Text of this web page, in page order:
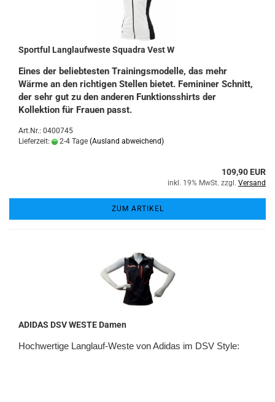
Sportful Langlaufweste Squadra Vest W
Eines der beliebtesten Trainingsmodelle, das mehr
Wärme an den richtigen Stellen bietet. Femininer Schnitt,
der sehr gut zu den anderen Funktionsshirts der
Kollektion für Frauen passt.
Art.Nr.: 0400745
Lieferzeit:
2-4 Tage (Ausland abweichend)
109,90 EUR
inkl. 19% MwSt. zzgl. Versand
ZUM ARTIKEL
ADIDAS DSV WESTE Damen
Hochwertige Langlauf-Weste von Adidas im DSV Style: